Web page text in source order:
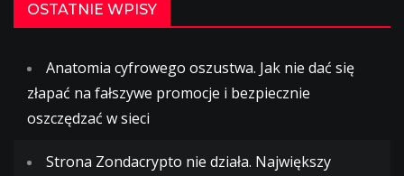
OSTATNIE WPISY
Anatomia cyfrowego oszustwa. Jak nie dać się
złapać na fałszywe promocje i bezpiecznie
oszczędzać w sieci
Strona Zondacrypto nie działa. Największy